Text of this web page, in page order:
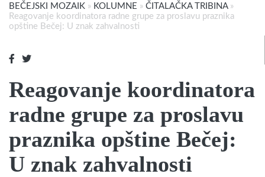
BEČEJSKI MOZAIK » KOLUMNE » ČITALAČKA TRIBINA»
Reagovanje koordinatora radne grupe za proslavu praznika
opštine Bečej: U znak zahvalnosti
Reagovanje koordinatora
radne grupe za proslavu
praznika opštine Bečej:
U znak zahvalnosti